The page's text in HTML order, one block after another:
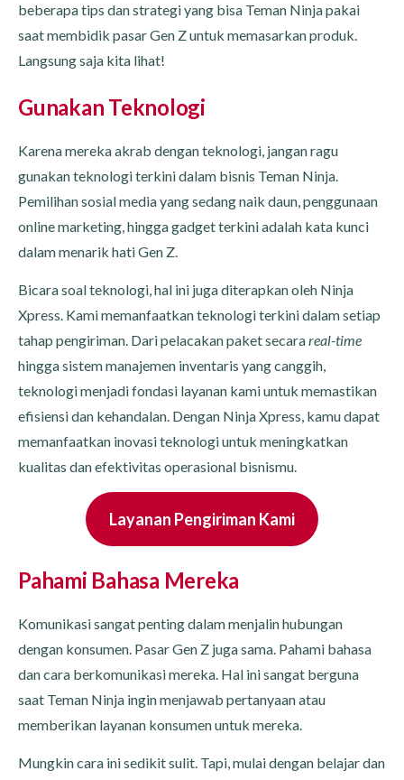
beberapa tips dan strategi yang bisa Teman Ninja pakai
saat membidik pasar Gen Z untuk memasarkan produk.
Langsung saja kita lihat!
Gunakan Teknologi
Karena mereka akrab dengan teknologi, jangan ragu
gunakan teknologi terkini dalam bisnis Teman Ninja.
Pemilihan sosial media yang sedang naik daun, penggunaan
online marketing, hingga gadget terkini adalah kata kunci
dalam menarik hati Gen Z.
Bicara soal teknologi, hal ini juga diterapkan oleh Ninja
Xpress. Kami memanfaatkan teknologi terkini dalam setiap
tahap pengiriman. Dari pelacakan paket secarareal-time
hingga sistem manajemen inventaris yang canggih,
teknologi menjadi fondasi layanan kami untuk memastikan
efisiensi dan kehandalan. Dengan Ninja Xpress, kamu dapat
memanfaatkan inovasi teknologi untuk meningkatkan
kualitas dan efektivitas operasional bisnismu.
Layanan Pengiriman Kami
Pahami Bahasa Mereka
Komunikasi sangat penting dalam menjalin hubungan
dengan konsumen. Pasar Gen Z juga sama. Pahami bahasa
dan cara berkomunikasi mereka. Hal ini sangat berguna
saat Teman Ninja ingin menjawab pertanyaan atau
memberikan layanan konsumen untuk mereka.
Mungkin cara ini sedikit sulit. Tapi, mulai dengan belajar dan